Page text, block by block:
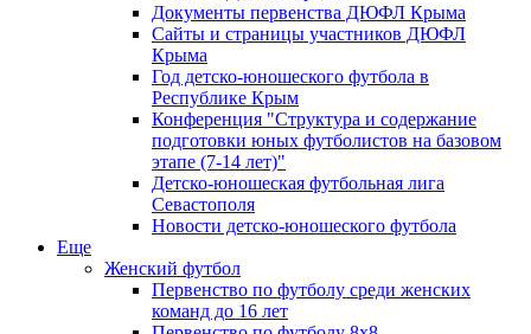
Документы первенства ДЮФЛ Крыма
Сайты и страницы участников ДЮФЛ
Крыма
Год детско-юношеского футбола в
Республике Крым
Конференция "Структура и содержание
подготовки юных футболистов на базовом
этапе (7-14 лет)"
Детско-юношеская футбольная лига
Севастополя
Новости детско-юношеского футбола
Еще
Женский футбол
Первенство по футболу среди женских
команд до 16 лет